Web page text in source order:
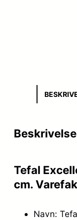
Beskrivelse
Tefal
cm.
Navn: